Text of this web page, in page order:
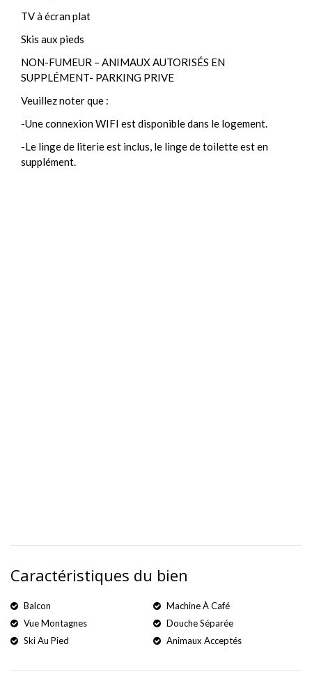
TV à écran plat
Skis aux pieds
NON-FUMEUR – ANIMAUX AUTORISÉS EN
SUPPLÉMENT- PARKING PRIVE
Veuillez noter que :
-Une connexion WIFI est disponible dans le logement.
-Le linge de literie est inclus, le linge de toilette est en
supplément.
Caractéristiques du bien
Balcon
Machine À Café
Vue Montagnes
Douche Séparée
Ski Au Pied
Animaux Acceptés